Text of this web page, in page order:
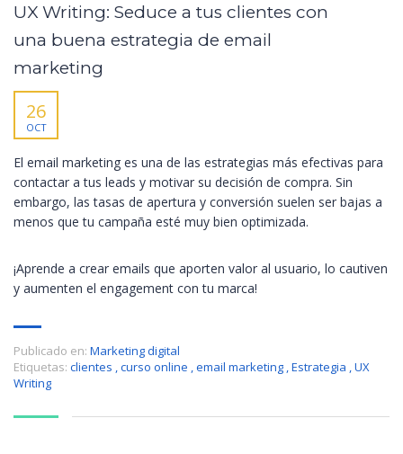
UX Writing: Seduce a tus clientes con
una buena estrategia de email
marketing
26
OCT
El email marketing es una de las estrategias más efectivas para
contactar a tus leads y motivar su decisión de compra. Sin
embargo, las tasas de apertura y conversión suelen ser bajas a
menos que tu campaña esté muy bien optimizada.
¡Aprende a crear emails que aporten valor al usuario, lo cautiven
y aumenten el engagement con tu marca!
Publicado en: Marketing digital
Etiquetas: clientes ,curso online ,email marketing ,Estrategia ,UX
Writing